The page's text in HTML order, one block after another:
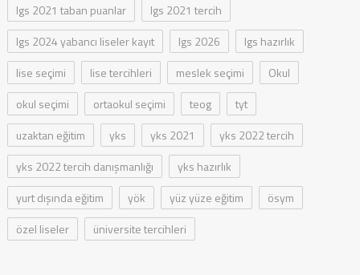
lgs 2021 taban puanlar
lgs 2021 tercih
lgs 2024 yabancı liseler kayıt
lgs 2026
lgs hazırlık
lise seçimi
lise tercihleri meslek seçimi
Okul
okul seçimi
ortaokul seçimi teog
tyt
uzaktan eğitim
yks yks 2021
yks 2022 tercih
yks 2022 tercih danışmanlığı
yks hazırlık
yurt dışında eğitim
yök yüz yüze eğitim
ösym
özel liseler
üniversite tercihleri